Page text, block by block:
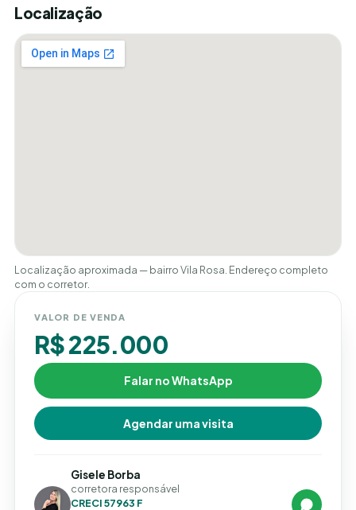
Localização
Localização aproximada — bairro Vila Rosa. Endereço completo
com o corretor.
VALOR DE VENDA
R$ 225.000
Falar no WhatsApp
Agendar uma visita
Gisele Borba
corretora responsável
CRECI 57963 F